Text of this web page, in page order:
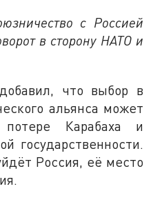
с Россией
в сторону НАТО и
что выбор в
альянса может
Карабаха и
государственности.
Россия, её место